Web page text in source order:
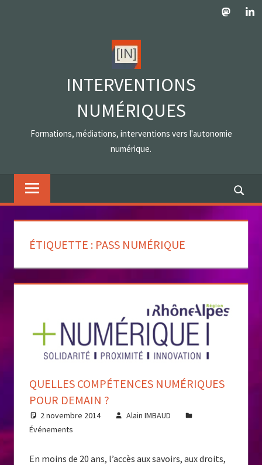
INTERVENTIONS
NUMÉRIQUES
Formations, médiations, interventions vers l'autonomie
numérique.
ÉTIQUETTE : PASS NUMÉRIQUE
QUELLES COMPÉTENCES NUMÉRIQUES
POUR DEMAIN ?
2 novembre 2014
Alain IMBAUD
Événements
En moins de 20 ans, l’accès aux savoirs, aux droits,